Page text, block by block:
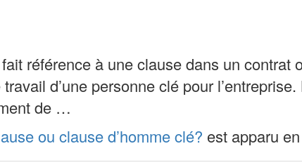
référence à une clause dans un
d’une personne clé pour
de …
ou clause d’homme clé? est apparu